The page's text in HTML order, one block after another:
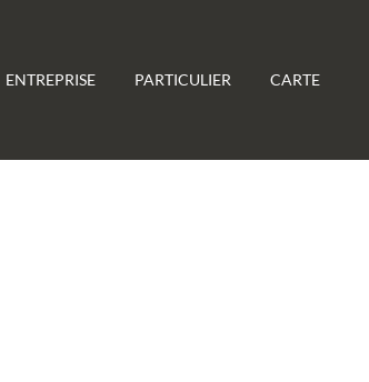
ENTREPRISE PARTICULIER CARTE